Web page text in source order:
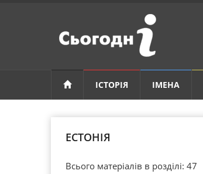
ІСТОРІЯ ІМЕНА
ЕСТОНІЯ
Всього матеріалів в розділі: 47